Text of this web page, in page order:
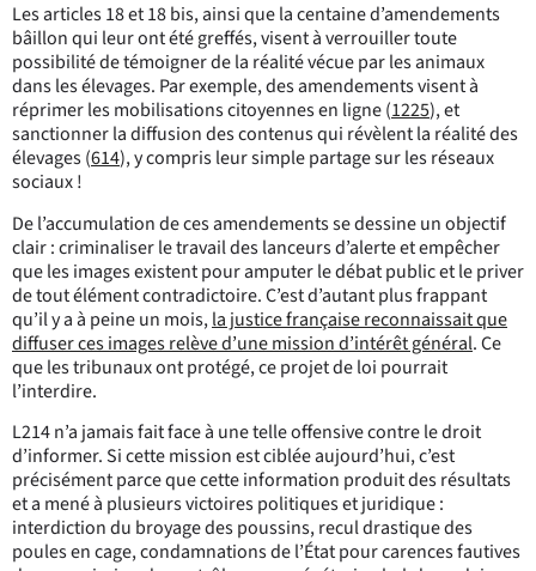
Les articles 18 et 18 bis, ainsi que la centaine d’amendements
bâillon qui leur ont été greffés, visent à verrouiller toute
possibilité de témoigner de la réalité vécue par les animaux
dans les élevages. Par exemple, des amendements visent à
réprimer les mobilisations citoyennes en ligne (1225), et
sanctionner la diffusion des contenus qui révèlent la réalité des
élevages (614), y compris leur simple partage sur les réseaux
sociaux !
De l’accumulation de ces amendements se dessine un objectif
clair : criminaliser le travail des lanceurs d’alerte et empêcher
que les images existent pour amputer le débat public et le priver
de tout élément contradictoire. C’est d’autant plus frappant
qu’il y a à peine un mois,la justice française reconnaissait que
diffuser ces images relève d’une mission d’intérêt général. Ce
que les tribunaux ont protégé, ce projet de loi pourrait
l’interdire.
L214 n’a jamais fait face à une telle offensive contre le droit
d’informer. Si cette mission est ciblée aujourd’hui, c’est
précisément parce que cette information produit des résultats
et a mené à plusieurs victoires politiques et juridique :
interdiction du broyage des poussins, recul drastique des
poules en cage, condamnations de l’État pour carences fautives